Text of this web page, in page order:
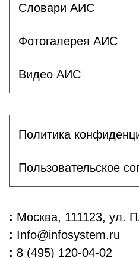
Словари АИС
Фотогалерея АИС
Видео АИС
Политика
Пользовательское
: Москва, 111123, ул.
: Info@infosystem.ru
: 8 (495) 120-04-02